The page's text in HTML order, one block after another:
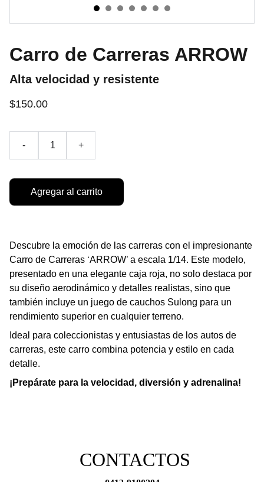
Carro de Carreras ARROW
Alta velocidad y resistente
$150.00
- +
Agregar al carrito
Descubre la emoción de las carreras con el impresionante
Carro de Carreras ‘ARROW’ a escala 1/14. Este modelo,
presentado en una elegante caja roja, no solo destaca por
su diseño aerodinámico y detalles realistas, sino que
también incluye un juego de cauchos Sulong para un
rendimiento superior en cualquier terreno.
Ideal para coleccionistas y entusiastas de los autos de
carreras, este carro combina potencia y estilo en cada
detalle.
¡Prepárate para la velocidad, diversión y adrenalina!
CONTACTOS